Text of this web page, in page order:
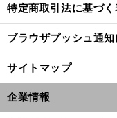
特定商取引法に基づ
ブラウザプッシュ通
サイトマップ
企業情報